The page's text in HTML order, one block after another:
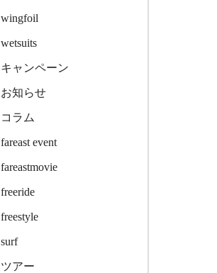
wingfoil
wetsuits
キャンペーン
お知らせ
コラム
fareast event
fareastmovie
freeride
freestyle
surf
ツアー